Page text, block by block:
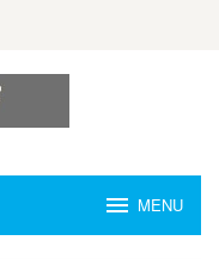
MENU